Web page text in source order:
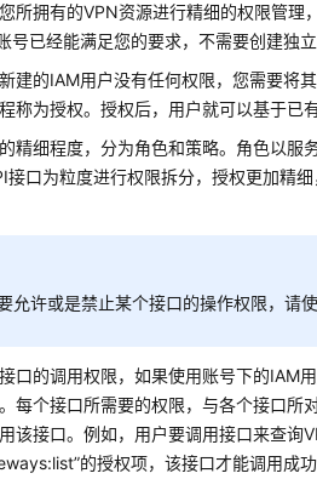
所拥有的VPN资源进行精细的权限管
号已经能满足您的要求，不需要创建独
建的IAM用户没有任何权限，您需要将
称为授权。授权后，用户就可以基于已
精细程度，分为角色和策略。角色以服
接口为粒度进行权限拆分，授权更加精
允许或是禁止某个接口的操作权限，请使
口的调用权限，如果使用账号下的IAM
每个接口所需要的权限，与各个接口所
该接口。例如，用户要调用接口来查
的授权项，该接口才能调用成功